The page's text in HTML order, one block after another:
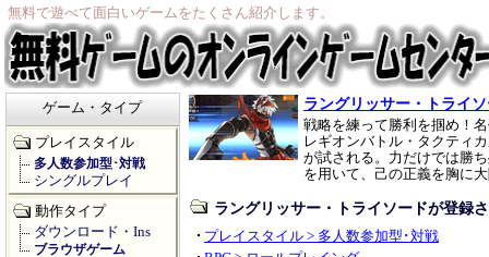
無料で遊べて面白いゲームをたくさん紹介します。
ラングリッサー・トライ
戦略を練って勝利を掴め！
レギオンバトル・タクティ
が試される。力だけでは勝
を用いて、己の正義を胸に
ラングリッサー・トライソードが登録
プレイスタイル > 多人数参加型･対戦
ゲーム・タイプ
プレイスタイル
多人数参加型･対戦
シングルプレイ
動作タイプ
ダウンロード・Ins
ブラウザゲーム